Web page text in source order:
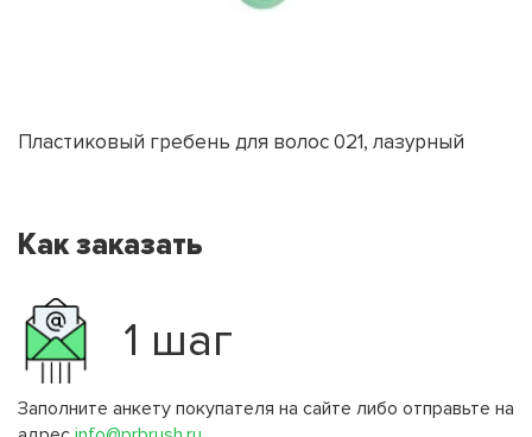
Пластиковый гребень для волос 021, лазурный
Как заказать
1 шаг
Заполните анкету покупателя на сайте либо отправьте на